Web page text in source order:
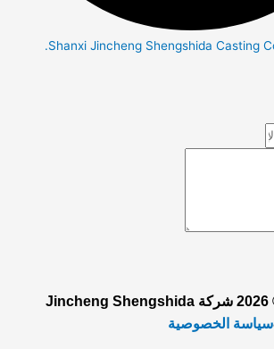
حقوق الطبع والنشر © 2026 شركة Jincheng Shengshida
سياسة الخصوصية